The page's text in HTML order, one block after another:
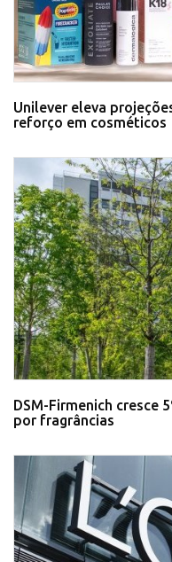
Unilever eleva
reforço em cosméticos
DSM-Firmenich cresce
por fragrâncias